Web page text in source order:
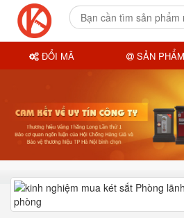
ĐỔI MÃ SẢN PHẨM